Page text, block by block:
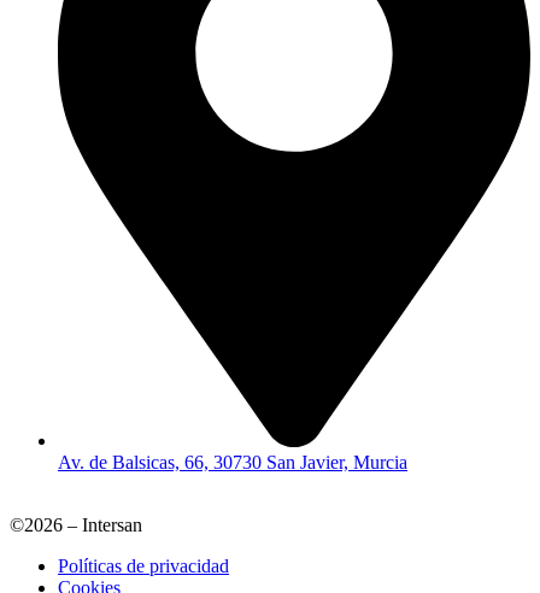
Av. de Balsicas, 66, 30730 San Javier, Murcia
©2026 – Intersan
Políticas de privacidad
Cookies